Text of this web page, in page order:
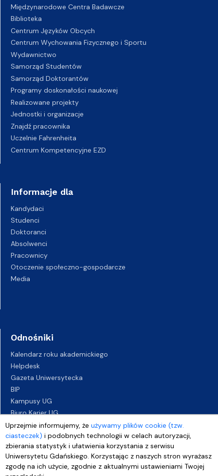
Uprzejmie informujemy, żeużywamy plików cookie (tzw.
ciasteczek) i podobnych technologii w celach autoryzacji,
zbierania statystyk i ułatwienia korzystania z serwisu
Uniwersytetu Gdańskiego. Korzystając z naszych stron wyrażasz
zgodę na ich użycie, zgodnie z aktualnymi ustawieniami Twojej
Międzynarodowe Centra Badawcze
Biblioteka
Centrum Języków Obcych
Centrum Wychowania Fizycznego i Sportu
Wydawnictwo
Samorząd Studentów
Samorząd Doktorantów
Programy doskonałości naukowej
Realizowane projekty
Jednostki i organizacje
Znajdź pracownika
Uczelnie Fahrenheita
Centrum Kompetencyjne EZD
Informacje dla
Kandydaci
Studenci
Doktoranci
Absolwenci
Pracownicy
Otoczenie społeczno-gospodarcze
Media
Odnośniki
Kalendarz roku akademickiego
Helpdesk
Gazeta Uniwersytecka
BIP
Kampusy UG
Biuro Karier UG
Oferty pracy
Deklaracja dostępności